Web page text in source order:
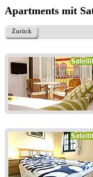
Apartments mit
Zurück